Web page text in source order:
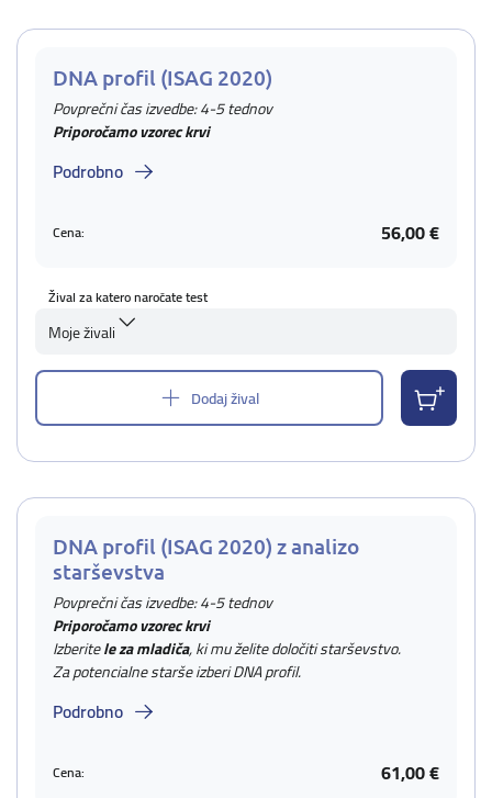
DNA profil (ISAG 2020)
Povprečni čas izvedbe: 4-5 tednov
Priporočamo vzorec krvi
Podrobno
Cena: 56,00 €
Žival za katero naročate test
Moje živali
Dodaj žival
DNA profil (ISAG 2020) z analizo
starševstva
Povprečni čas izvedbe: 4-5 tednov
Priporočamo vzorec krvi
Izberitele za mladiča, ki mu želite določiti starševstvo.
Za potencialne starše izberi DNA profil.
Podrobno
Cena: 61,00 €